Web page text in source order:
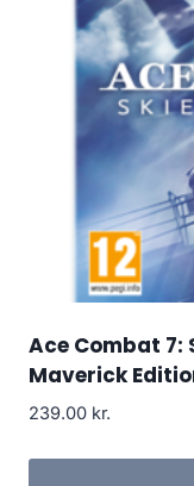
Ace Combat 7:
Maverick
239.00 kr.